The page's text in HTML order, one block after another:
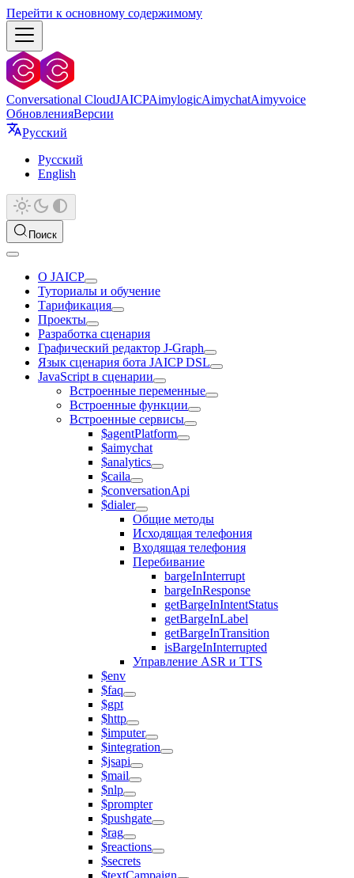
Перейти к основному содержимому
Conversational CloudJAICPAimylogicAimychatAimyvoice
ОбновленияВерсии
Русский
Русский
English
Поиск
О JAICP
Туториалы и обучение
Тарификация
Проекты
Разработка сценария
Графический редактор J‑Graph
Язык сценария бота JAICP DSL
JavaScript в сценарии
Встроенные переменные
Встроенные функции
Встроенные сервисы
$agentPlatform
$aimychat
$analytics
$caila
$conversationApi
$dialer
Общие методы
Исходящая телефония
Входящая телефония
Перебивание
bargeInInterrupt
bargeInResponse
getBargeInIntentStatus
getBargeInLabel
getBargeInTransition
isBargeInInterrupted
Управление ASR и TTS
$env
$faq
$gpt
$http
$imputer
$integration
$jsapi
$mail
$nlp
$prompter
$pushgate
$rag
$reactions
$secrets
$textCampaign